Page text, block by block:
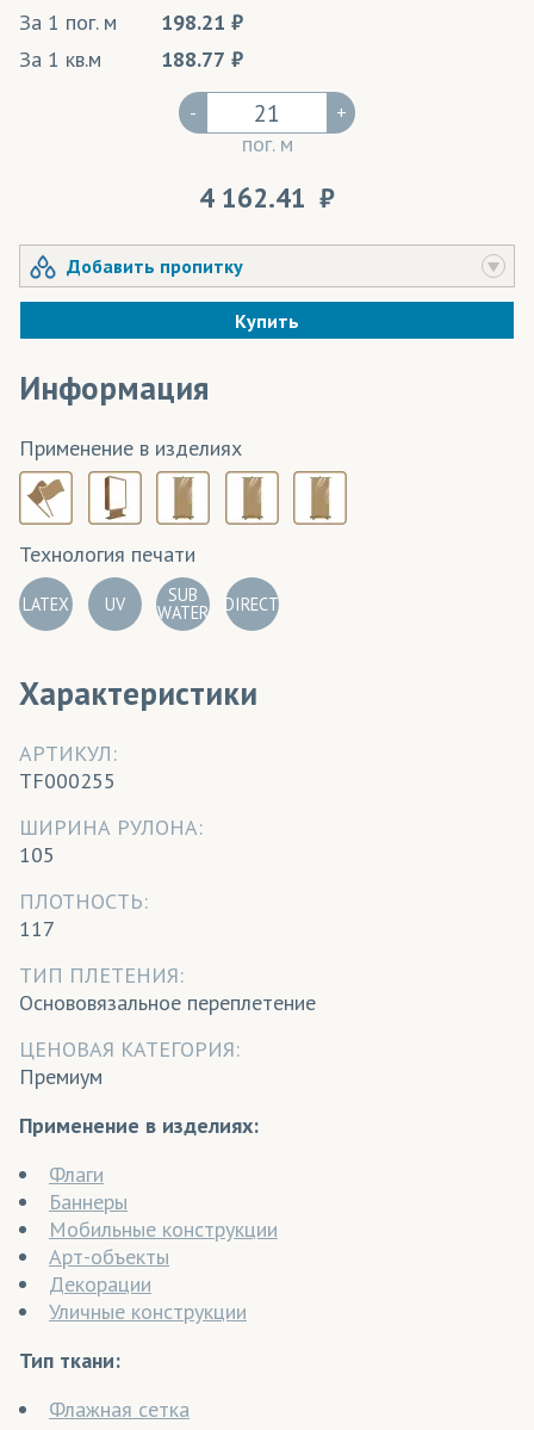
За 1 пог. м
198.21
За 1 кв.м
188.77
-
пог. м
+
4 162.41
Добавить пропитку
Купить
Информация
Применение в изделиях
Технология печати
LATEX UV SUB
WATER DIRECT
Характеристики
АРТИКУЛ:
TF000255
ШИРИНА РУЛОНА:
105
ПЛОТНОСТЬ:
117
ТИП ПЛЕТЕНИЯ:
Основовязальное переплетение
ЦЕНОВАЯ КАТЕГОРИЯ:
Премиум
Применение в изделиях:
Флаги
Баннеры
Мобильные конструкции
Арт-объекты
Декорации
Уличные конструкции
Тип ткани:
Флажная сетка